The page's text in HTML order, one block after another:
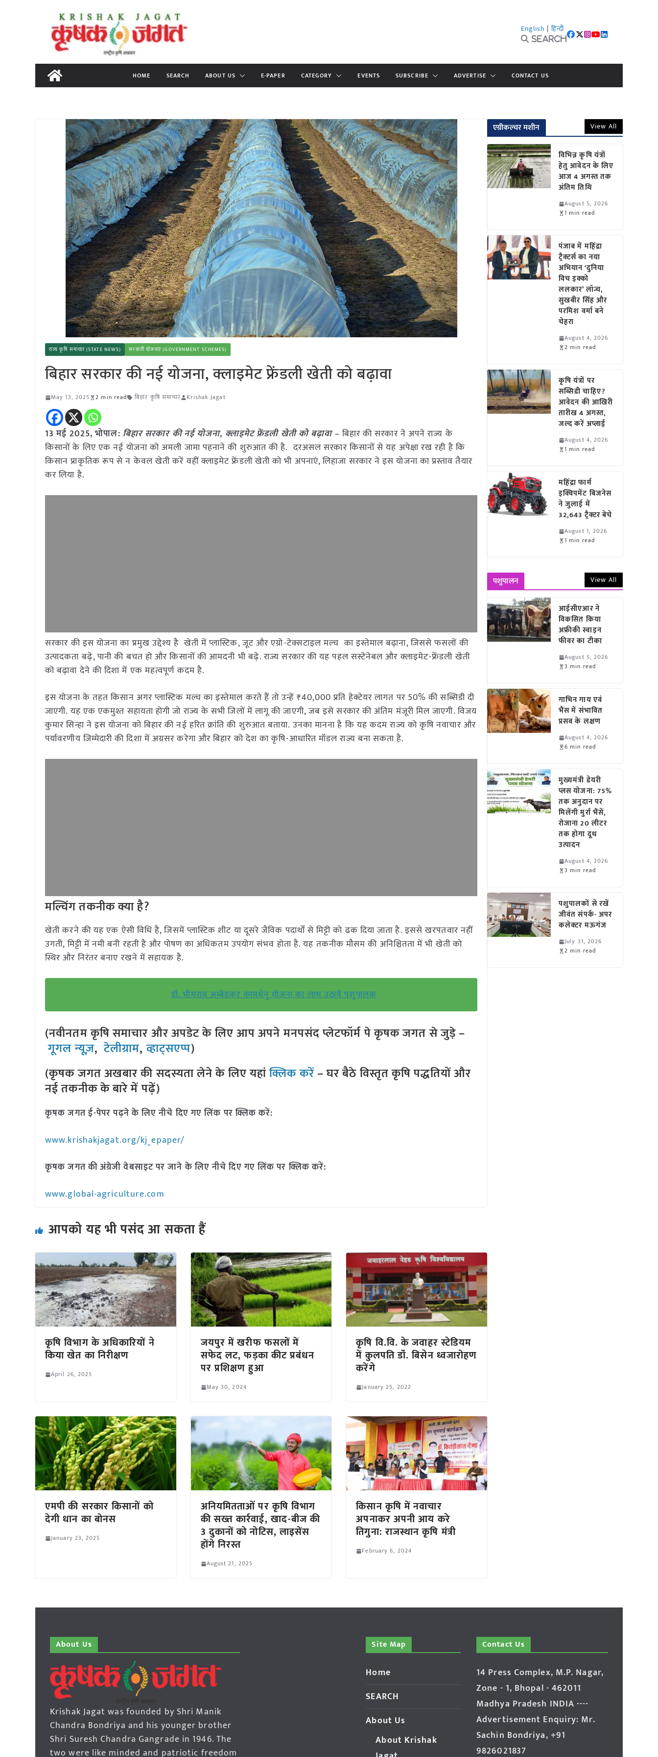
content
English | हिन्दी
Search
HOME SEARCH ABOUT US E-PAPER CATEGORY EVENTS SUBSCRIBE ADVERTISE CONTACT US
राज्य कृषि समाचार (STATE NEWS) सरकारी योजनाएं (GOVERNMENT SCHEMES)
बिहार सरकार की नई योजना, क्लाइमेट फ्रेंडली खेती को बढ़ावा
May 13, 2025 2 min read बिहार कृषि समाचार Krishak Jagat
13 मई 2025, भोपाल: बिहार सरकार की नई योजना, क्लाइमेट फ्रेंडली खेती को बढ़ावा –बिहार की सरकार ने अपने राज्य के
किसानों के लिए एक नई योजना को अमली जामा पहनाने की शुरुआत की है. दरअसल सरकार किसानों से यह अपेक्षा रख रही है कि
किसान प्राकृतिक रूप से न केवल खेती करें वहीं क्लाइमेट फ्रेंडली खेती को भी अपनाएं, लिहाजा सरकार ने इस योजना का प्रस्ताव तैयार
कर लिया है.
सरकार की इस योजना का प्रमुख उद्देश्य है खेती में प्लास्टिक, जूट और एग्रो-टेक्सटाइल मल्च का इस्तेमाल बढ़ाना, जिससे फसलों की
उत्पादकता बढ़े, पानी की बचत हो और किसानों की आमदनी भी बढ़े. राज्य सरकार की यह पहल सस्टेनेबल और क्लाइमेट-फ्रेंडली खेती
को बढ़ावा देने की दिशा में एक महत्वपूर्ण कदम है.
इस योजना के तहत किसान अगर प्लास्टिक मल्च का इस्तेमाल करते हैं तो उन्हें ₹40,000 प्रति हेक्टेयर लागत पर 50% की सब्सिडी दी
जाएगी. यह एक एकमुश्त सहायता होगी जो राज्य के सभी जिलों में लागू की जाएगी, जब इसे सरकार की अंतिम मंजूरी मिल जाएगी. विजय
कुमार सिन्हा ने इस योजना को बिहार की नई हरित क्रांति की शुरुआत बताया. उनका मानना है कि यह कदम राज्य को कृषि नवाचार और
पर्यावरणीय जिम्मेदारी की दिशा में अग्रसर करेगा और बिहार को देश का कृषि-आधारित मॉडल राज्य बना सकता है.
मल्चिंग तकनीक क्या है?
खेती करने की यह एक ऐसी विधि है, जिसमें प्लास्टिक शीट या दूसरे जैविक पदार्थों से मिट्टी को ढक दिया जाता है. इससे खरपतवार नहीं
उगती, मिट्टी में नमी बनी रहती है और पोषण का अधिकतम उपयोग संभव होता है. यह तकनीक मौसम की अनिश्चितता में भी खेती को
स्थिर और निरंतर बनाए रखने में सहायक है.
डॉ. भीमराव अम्बेडकर कामधेनु योजना का लाभ उठावें पशुपालक
(नवीनतम कृषि समाचार और अपडेट के लिए आप अपने मनपसंद प्लेटफॉर्म पे कृषक जगत से जुड़े –
गूगल न्यूज़,टेलीग्राम,व्हाट्सएप्प)
(कृषक जगत अखबार की सदस्यता लेने के लिए यहांक्लिक करें– घर बैठे विस्तृत कृषि पद्धतियों और
नई तकनीक के बारे में पढ़ें)
कृषक जगत ई-पेपर पढ़ने के लिए नीचे दिए गए लिंक पर क्लिक करें:
www.krishakjagat.org/kj_epaper/
कृषक जगत की अंग्रेजी वेबसाइट पर जाने के लिए नीचे दिए गए लिंक पर क्लिक करें:
www.global-agriculture.com
आपको यह भी पसंद आ सकता हैं
कृषि विभाग के अधिकारियों ने
किया खेत का निरीक्षण
April 26, 2025
जयपुर में खरीफ फसलों में
सफेद लट, फड़का कीट प्रबंधन
पर प्रशिक्षण हुआ
May 30, 2024
कृषि वि.वि. के जवाहर स्टेडियम
में कुलपति डॉं. बिसेन ध्वजारोहण
करेंगे
January 25, 2022
एमपी की सरकार किसानों को
देगी धान का बोनस
January 23, 2025
अनियमितताओं पर कृषि विभाग
की सख्त कार्रवाई, खाद-बीज की
3 दुकानों को नोटिस, लाइसेंस
होंगे निरस्त
August 21, 2025
किसान कृषि में नवाचार
अपनाकर अपनी आय करे
तिगुना: राजस्थान कृषि मंत्री
February 6, 2024
एग्रीकल्चर मशीन View All
विभिन्न कृषि यंत्रों
हेतु आवेदन के लिए
आज 4 अगस्त तक
अंतिम तिथि
August 5, 2026
1 min read
पंजाब में महिंद्रा
ट्रैक्टर्स का नया
अभियान ‘दुनिया
विच इक्को
ललकार’ लॉन्च,
सुखबीर सिंह और
परमिश वर्मा बने
चेहरा
August 4, 2026
2 min read
कृषि यंत्रों पर
सब्सिडी चाहिए?
आवेदन की आखिरी
तारीख 4 अगस्त,
जल्द करें अप्लाई
August 4, 2026
1 min read
महिंद्रा फार्म
इक्विपमेंट बिजनेस
ने जुलाई में
32,643 ट्रैक्टर बेचे
August 1, 2026
1 min read
पशुपालन View All
आईसीएआर ने
विकसित किया
अफ्रीकी स्वाइन
फीवर का टीका
August 5, 2026
3 min read
गाभिन गाय एवं
भैंस में संभावित
प्रसव के लक्षण
August 4, 2026
6 min read
मुख्यमंत्री डेयरी
प्लस योजना: 75%
तक अनुदान पर
मिलेंगी मुर्रा भैंसें,
रोजाना 20 लीटर
तक होगा दूध
उत्पादन
August 4, 2026
3 min read
पशुपालकों से रखें
जीवंत संपर्क- अपर
कलेक्टर मऊगंज
July 31, 2026
2 min read
About Us
Krishak Jagat was founded by Shri Manik
Chandra Bondriya and his younger brother
Shri Suresh Chandra Gangrade in 1946. The
two were like minded and patriotic freedom
Site Map
Home
SEARCH
About Us
About Krishak
Contact Us
14 Press Complex, M.P. Nagar,
Zone - 1, Bhopal - 462011
Madhya Pradesh INDIA ----
Advertisement Enquiry: Mr.
Sachin Bondriya, +91
9826021837